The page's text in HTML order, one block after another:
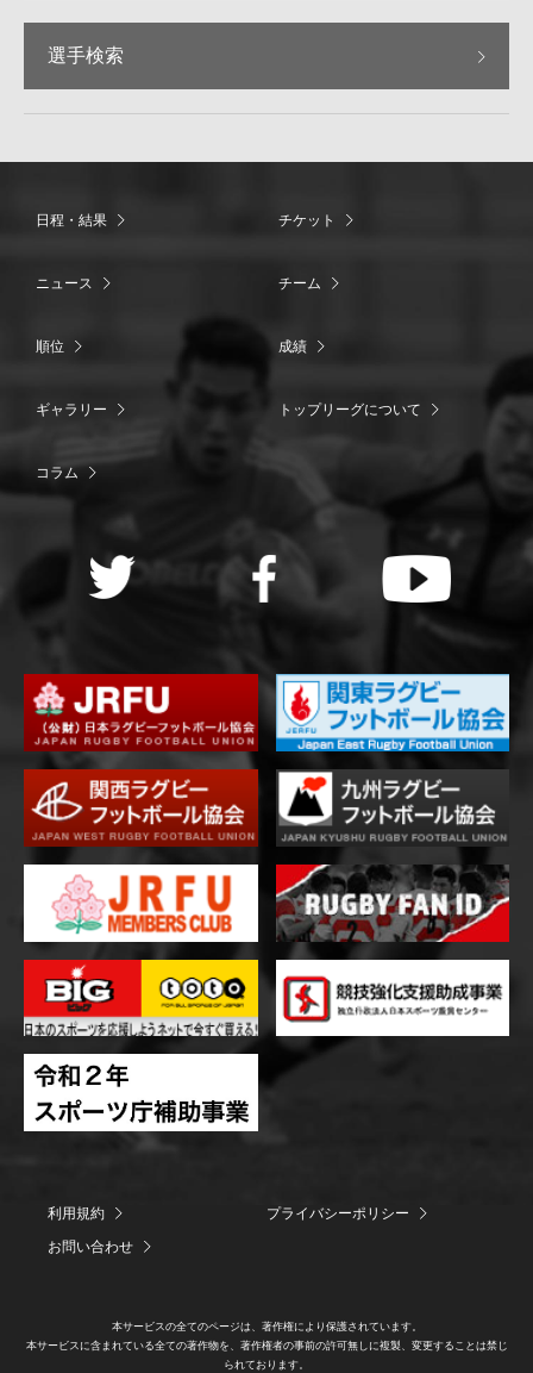
選手検索
日程・結果 チケット
ニュース チーム
順位 成績
ギャラリー トップリーグについて
コラム
利用規約
プライバシーポリシー
お問い合わせ
本サービスの全てのページは、著作権により保護されています。
本サービスに含まれている全ての著作物を、著作権者の事前の許可無しに複製、変更することは禁じ
られております。